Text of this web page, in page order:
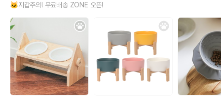
🐱지갑주의! 무료배송 ZONE 오픈!